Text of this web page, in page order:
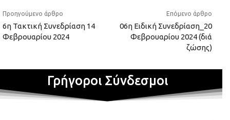
Προηγούμενο άρθρο
6η Τακτική Συνεδρίαση 14
Φεβρουαρίου 2024
Επόμενο άρθρο
06η Ειδική Συνεδρίαση_20
Φεβρουαρίου 2024 (διά
ζώσης)
Γρήγοροι Σύνδεσμοι